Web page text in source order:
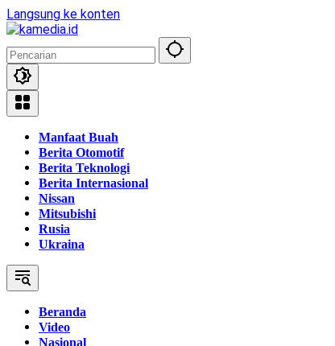
Langsung ke konten
Manfaat Buah
Berita Otomotif
Berita Teknologi
Berita Internasional
Nissan
Mitsubishi
Rusia
Ukraina
Beranda
Video
Nasional